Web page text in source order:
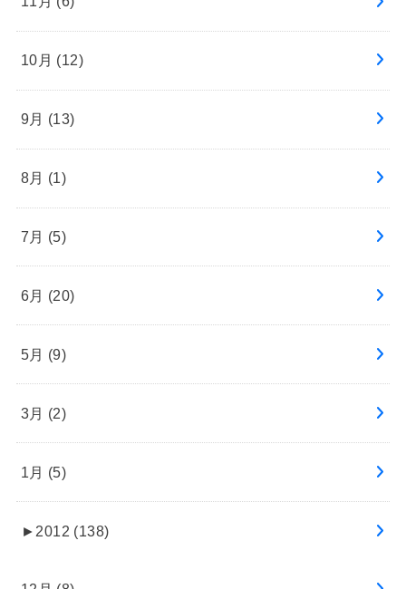
10月 (12)
9月 (13)
8月 (1)
7月 (5)
6月 (20)
5月 (9)
3月 (2)
1月 (5)
► 2012 (138)